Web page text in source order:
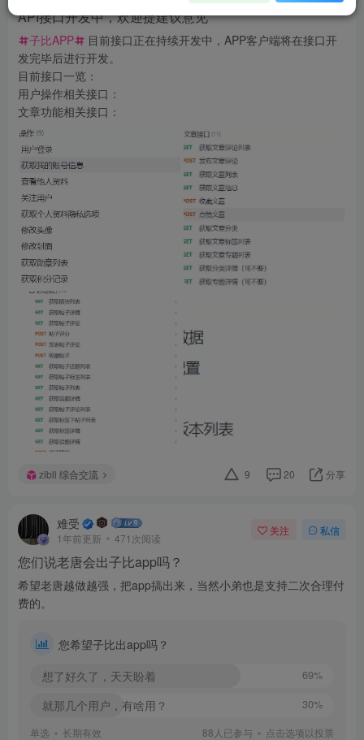
API接口开发中，欢迎提建议意见
子比APP
目前接口正在持续开发中，APP客户端将在接口开
发完毕后进行开发。
目前接口一览：
用户操作相关接口：
文章功能相关接口：
zibll 综合交流 9 20 分享
难受
1年前更新 471次阅读
关注 私信
您们说老唐会出子比app吗？
希望老唐越做越强，把app搞出来，当然小弟也是支持二次合理付
费的。
您希望子比出app吗？
69%
想了好久了，天天盼着
30%
就那几个用户，有啥用？
单选 长期有效 88人已参与 点击选项以投票